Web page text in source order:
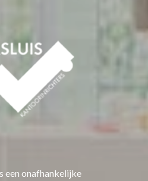
een onafhankelijke